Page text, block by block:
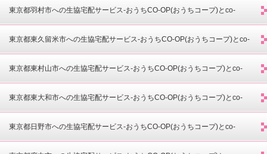
opdeli(コープデリ)-
東京都羽村市への生協宅配サービス-おうちCO-OP(おうちコープ)とco-
opdeli(コープデリ)-
東京都東久留米市への生協宅配サービス-おうちCO-OP(おうちコープ)とco-
opdeli(コープデリ)-
東京都東村山市への生協宅配サービス-おうちCO-OP(おうちコープ)とco-
opdeli(コープデリ)-
東京都東大和市への生協宅配サービス-おうちCO-OP(おうちコープ)とco-
opdeli(コープデリ)-
東京都日野市への生協宅配サービス-おうちCO-OP(おうちコープ)とco-